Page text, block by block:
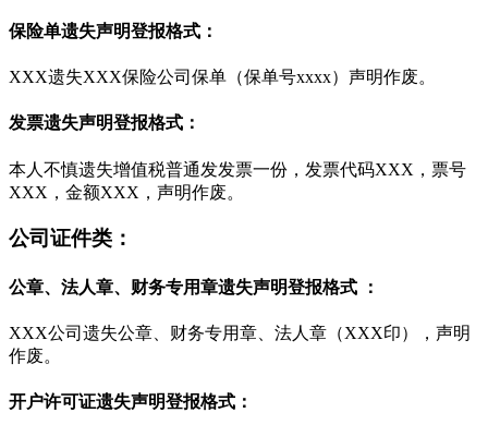
保险单遗失声明登报格式：
XXX遗失XXX保险公司保单（保单号xxxx）声明作废。
发票遗失声明登报格式：
本人不慎遗失增值税普通发发票一份，发票代码XXX，票号
XXX，金额XXX，声明作废。
公司证件类：
公章、法人章、财务专用章遗失声明登报格式 ：
XXX公司遗失公章、财务专用章、法人章（XXX印），声明
作废。
开户许可证遗失声明登报格式：